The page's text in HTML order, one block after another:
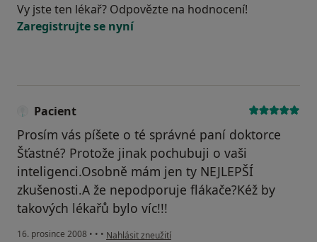
Vy jste ten lékař? Odpovězte na hodnocení!
Zaregistrujte se nyní
Pacient
Prosím vás píšete o té správné paní doktorce
Šťastné? Protože jinak pochubuji o vaši
inteligenci.Osobně mám jen ty NEJLEPŠÍ
zkušenosti.A že nepodporuje flákače?Kéž by
takových lékařů bylo víc!!!
16. prosince 2008 • • • podle názoru uživatele Pacient
Nahlásit zneužití